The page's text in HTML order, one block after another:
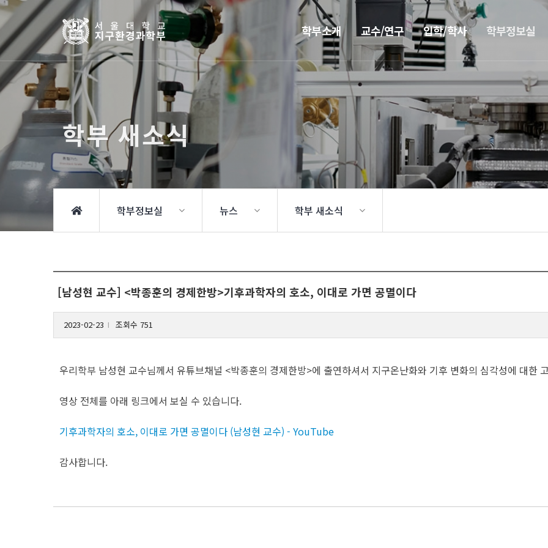
학부소개 교수/연구 입학/학사 학부정보실
학부 새소식
학부정보실 뉴스 학부 새소식
[남성현 교수] <박종훈의 경제한방>기후과학자의 호소, 이대로 가면 공멸이다
2023-02-23 조회수 751
우리학부 남성현 교수님께서 유튜브채널 <박종훈의 경제한방>에 출연하셔서 지구온난화와 기후 변화의 심각성에 대한
영상 전체를 아래 링크에서 보실 수 있습니다.
기후과학자의 호소, 이대로 가면 공멸이다 (남성현 교수) - YouTube
감사합니다.